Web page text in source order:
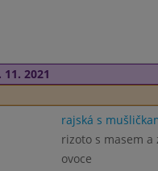
2021
rajská s
rizoto s masem
ovoce